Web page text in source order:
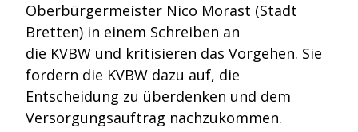
Oberbürgermeister Nico Morast (Stadt
Bretten) in einem Schreiben an
die KVBW und kritisieren das Vorgehen. Sie
fordern die KVBW dazu auf, die
Entscheidung zu überdenken und dem
Versorgungsauftrag nachzukommen.